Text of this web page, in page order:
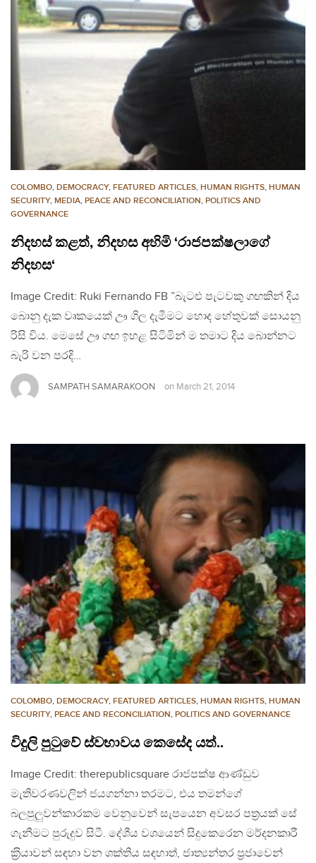
COLOMBO, DEMOCRACY, FEATURED ARTICLES, HUMAN RIGHTS, HUMAN
SECURITY, MEDIA, PEACE AND RECONCILIATION, POLITICS AND
GOVERNANCE
නිදහස් කළත්, නිදහස අහිමි ‘රාජපක්ෂලාගේ
නිදහස‘
Image Credit: Ruki Fernando FB ”බැටළු පැටවකු ගඟකින් දිය
බොනු දැක වෘකයෙක් ඌ ගිල දැමීමට හොද හේතුවක් සොයනු
රිසි විය. මෙසේ ඌ ගඟ ඉහළ සිටිමින් ම තමාට දිය බොන්නට
බැරි වන පරදි…
SAMPATH SAMARAKOON on March 21, 2014
COLOMBO, DEMOCRACY, FEATURED ARTICLES, HUMAN RIGHTS, HUMAN
SECURITY, PEACE AND RECONCILIATION, POLITICS AND GOVERNANCE
විදුලි පුටුවේ ස්වභාවය කෙසේද යත්..
Image Credit: therepublicsquare රාජපක්ෂ ආණ්ඩුව
මැතිවරණවලින් ජයගන්නා තරමට, එය තමන්ගේ
බලපුලුවන්කාරකම වෙනුවෙන් සැපයෙන අවසර පත‍්‍රයක් සේ
ගැනීමට පුරුදුව සිටී. දේශීය වශයෙන් සිදුකෙරෙන මර්දනකාරී
ක‍්‍රියාවන් සඳහා වන ශක්තිය සඳහාත්, ජාත්‍යන්තර ප‍්‍රජාවෙන්